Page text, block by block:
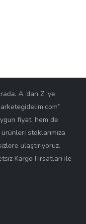
A ‘dan Z ‘ye
fiyat, hem de
stoklarımıza
ulaştırıyoruz.
Kargo Fırsatları ile